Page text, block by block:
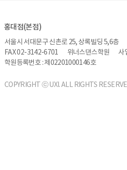
홍대점(본점)
서울시 서대문구 신촌로 25, 상록빌딩 5,6층
FAX 02-3142-6701
위너스댄스학원
사
학원등록번호 : 제02201000146호
COPYRIGHT ⓒ UXI. ALL RIGHTS